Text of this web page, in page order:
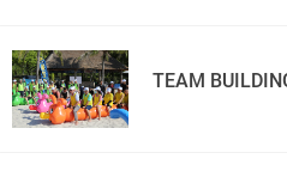
TEAM